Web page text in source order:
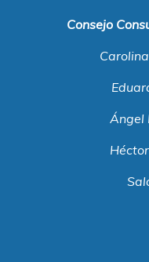
Consejo
Ángel